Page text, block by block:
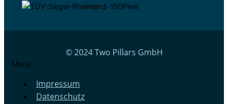
© 2024 Two Pillars GmbH
Menü
Impressum
Datenschutz